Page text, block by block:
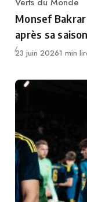
Category
Monsef
après sa
Publié
23 juin 20261 min